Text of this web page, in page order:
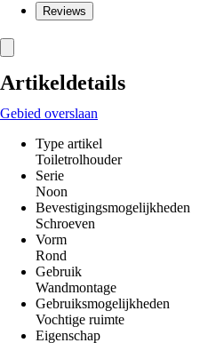
Reviews
Artikeldetails
Gebied overslaan
Type artikel
Toiletrolhouder
Serie
Noon
Bevestigingsmogelijkheden
Schroeven
Vorm
Rond
Gebruik
Wandmontage
Gebruiksmogelijkheden
Vochtige ruimte
Eigenschap